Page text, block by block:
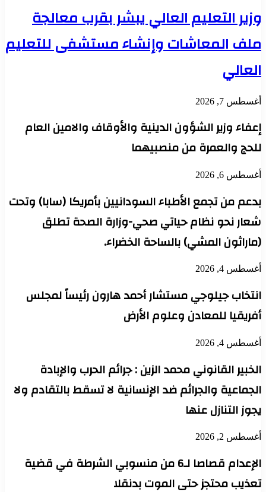
وزير التعليم العالي يبشر بقرب معالجة
ملف المعاشات وإنشاء مستشفى للتعليم
العالي
أغسطس 7, 2026
إعفاء وزير الشؤون الدينية والأوقاف والامين العام
للحج والعمرة من منصبيهما
أغسطس 6, 2026
بدعم من تجمع الأطباء السودانيين بأمريكا (سابا) وتحت
شعار نحو نظام حياتي صحي-وزارة الصحة تطلق
(ماراثون المشي) بالساحة الخضراء.
أغسطس 4, 2026
انتخاب جيلوجي مستشار أحمد هارون رئيساً لمجلس
أفريقيا للمعادن وعلوم الأرض
أغسطس 4, 2026
الخبير القانوني محمد الزين : جرائم الحرب والإبادة
الجماعية والجرائم ضد الإنسانية لا تسقط بالتقادم ولا
يجوز التنازل عنها
أغسطس 2, 2026
الإعدام قصاصا لـ6 من منسوبي الشرطة في قضية
تعذيب محتجز حتى الموت بدنقلا